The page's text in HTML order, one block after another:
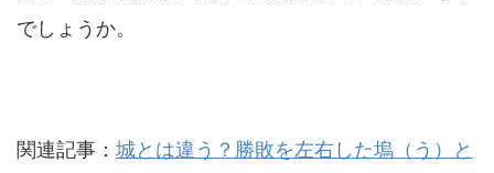
でしょうか。
関連記事： 城とは違う？勝敗を左右した塢（う）と